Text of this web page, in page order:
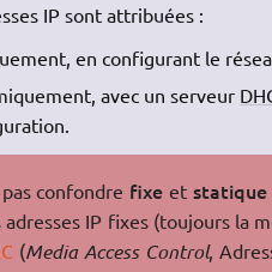
IP sont attribuées :
en configurant le
avec un serveur
confondre fixe etstatique
adresses IP fixes (toujours la
(Media Access Control,